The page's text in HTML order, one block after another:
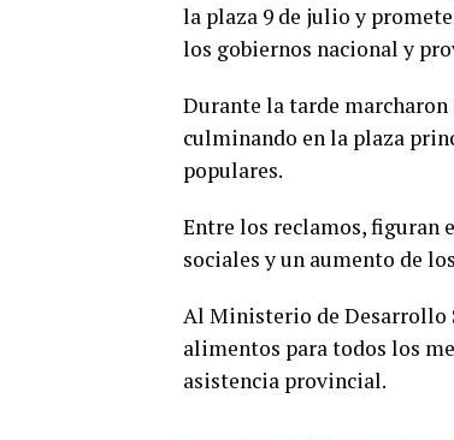
la plaza 9 de julio y
los gobiernos nacional y
Durante la tarde marcharon
culminando en la plaza
populares.
Entre los reclamos, figuran
sociales y un aumento de
Al Ministerio de Desarrollo
alimentos para todos los
asistencia provincial.